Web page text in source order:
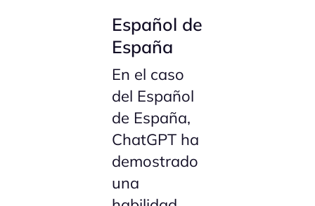
Español de
España
En el caso
del Español
de España,
ChatGPT ha
demostrado
una